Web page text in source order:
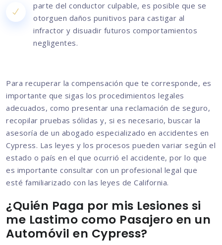
parte del conductor culpable, es posible que se
otorguen daños punitivos para castigar al
infractor y disuadir futuros comportamientos
negligentes.
Para recuperar la compensación que te corresponde, es
importante que sigas los procedimientos legales
adecuados, como presentar una reclamación de seguro,
recopilar pruebas sólidas y, si es necesario, buscar la
asesoría de un abogado especializado en accidentes en
Cypress. Las leyes y los procesos pueden variar según el
estado o país en el que ocurrió el accidente, por lo que
es importante consultar con un profesional legal que
esté familiarizado con las leyes de California.
¿Quién Paga por mis Lesiones si
me Lastimo como Pasajero en un
Automóvil en Cypress?